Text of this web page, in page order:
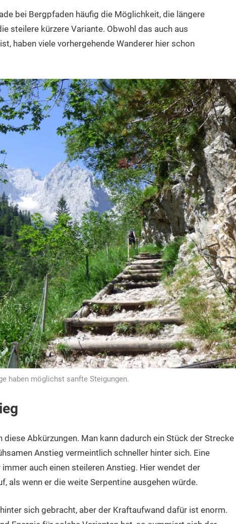
bei Bergpfaden häufig die Möglichkeit, die längere
steilere kürzere Variante. Obwohl das auch aus
haben viele vorhergehende Wanderer hier schon
haben möglichst sanfte Steigungen.
Abkürzungen. Man kann dadurch ein Stück der Strecke
Anstieg vermeintlich schneller hinter sich. Eine
auch einen steileren Anstieg. Hier wendet der
als wenn er die weite Serpentine ausgehen würde.
sich gebracht, aber der Kraftaufwand dafür ist enorm.